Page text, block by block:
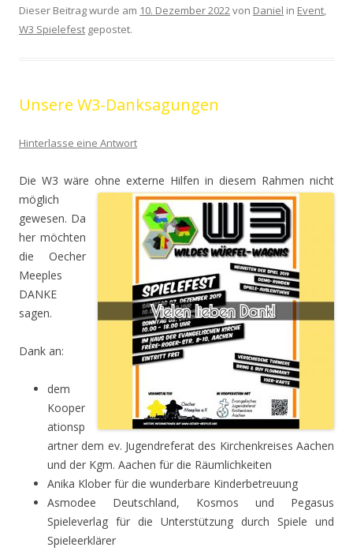
Dieser Beitrag wurde am 10. Dezember 2022von Daniel in Event,
W3 Spielefest gepostet.
Unsere W3-Danksagungen
Hinterlasse eine Antwort
Die W3 wäre ohne externe Hilfen in diesem Rahmen nicht
möglich
gewesen. Da
her möchten
die Oecher
Meeples
DANKE
sagen.
Dank an:
dem
Kooper
ationsp
artner dem ev. Jugendreferat des Kirchenkreises Aachen
und der Kgm. Aachen für die Räumlichkeiten
Anika Klober für die wunderbare Kinderbetreuung
Asmodee Deutschland, Kosmos und Pegasus
Spieleverlag für die Unterstützung durch Spiele und
Spieleerklärer